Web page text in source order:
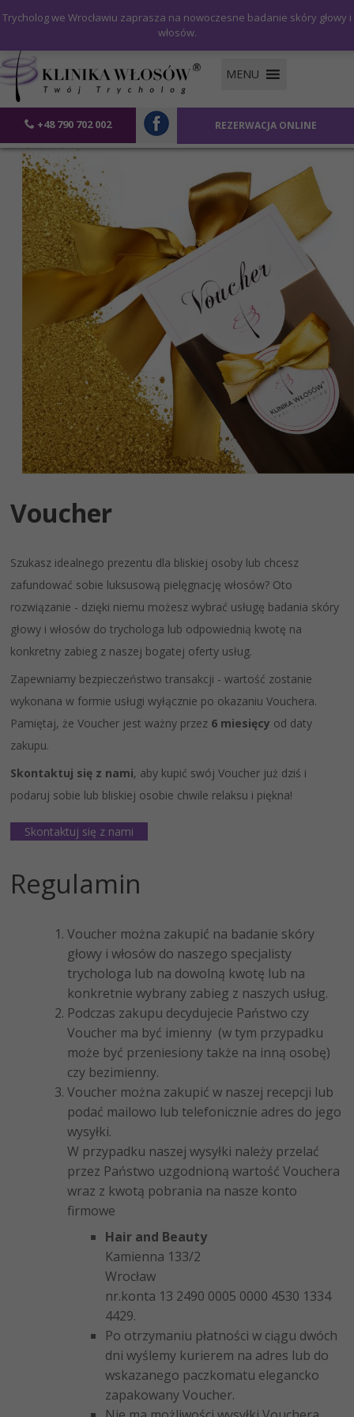
MENU
REZERWACJA ONLINE
+48 790 702 002
Voucher
Szukasz idealnego prezentu dla bliskiej osoby lub chcesz
zafundować sobie luksusową pielęgnację włosów? Oto
rozwiązanie - dzięki niemu możesz wybrać usługę badania skóry
głowy i włosów do trychologa lub odpowiednią kwotę na
konkretny zabieg z naszej bogatej oferty usług.
Zapewniamy bezpieczeństwo transakcji - wartość zostanie
wykonana w formie usługi wyłącznie po okazaniu Vouchera.
Pamiętaj, że Voucher jest ważny przez 6 miesięcy od daty
zakupu.
Skontaktuj się z nami, aby kupić swój Voucher już dziś i
podaruj sobie lub bliskiej osobie chwile relaksu i piękna!
Skontaktuj się z nami
Regulamin
Voucher można zakupić na badanie skóry
głowy i włosów do naszego specjalisty
trychologa lub na dowolną kwotę lub na
konkretnie wybrany zabieg z naszych usług.
Podczas zakupu decydujecie Państwo czy
Voucher ma być imienny (w tym przypadku
może być przeniesiony także na inną osobę)
czy bezimienny.
Voucher można zakupić w naszej recepcji lub
podać mailowo lub telefonicznie adres do jego
wysyłki.
W przypadku naszej wysyłki należy przelać
przez Państwo uzgodnioną wartość Vouchera
wraz z kwotą pobrania na nasze konto
firmowe
Hair and Beauty
Kamienna 133/2
Wrocław
nr.konta 13 2490 0005 0000 4530 1334
4429.
Po otrzymaniu płatności w ciągu dwóch
dni wyślemy kurierem na adres lub do
wskazanego paczkomatu elegancko
zapakowany Voucher.
Trycholog we Wrocławiu zaprasza na nowoczesne badanie skóry głowy i
włosów.